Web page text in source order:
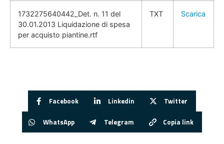
1732275640442_Det. n. 11 del
30.01.2013 Liquidazione di spesa
per acquisto piantine.rtf
TXT Scarica
Facebook Linkedin Twitter
WhatsApp Telegram Copia link